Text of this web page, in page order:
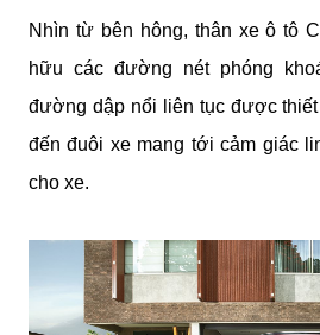
Nhìn từ bên hông, thân xe ô tô
hữu các đường nét phóng
đường dập nổi liên tục được
đến đuôi xe mang tới cảm giác
cho xe.